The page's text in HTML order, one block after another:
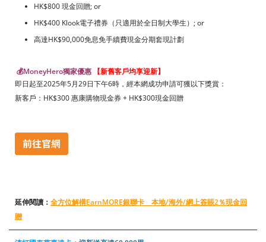
HK$800 現金回贈; or
HK$400 Klook電子禮券（只適用於全日制大學生）; or
高達HK$90,000免息免手續費現金分期套現計劃
💰MoneyHero獨家優惠 【新舊客戶均享迎新】
即日起至2025年5月29日下午6時，經本網成功申請可獲以下獎賞：
新客戶：HK$300 惠康購物現金券 + HK$300現金回贈
延伸閱讀： 全方位解構EarnMORE銀聯卡 本地/海外/網上簽賬2％現金回
贈